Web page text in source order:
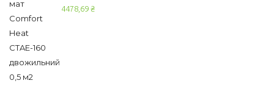
4478,69 ₴